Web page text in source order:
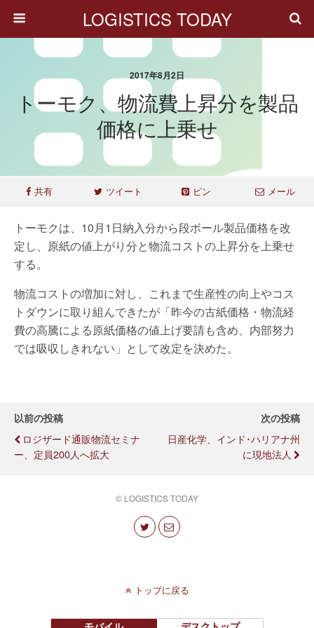
LOGISTICS TODAY
2017年8月2日
トーモク、物流費上昇分を製品
価格に上乗せ
共有 ツイート ピン メール
トーモクは、10月1日納入分から段ボール製品価格を改
定し、原紙の値上がり分と物流コストの上昇分を上乗せ
する。
物流コストの増加に対し、これまで生産性の向上やコス
トダウンに取り組んできたが「昨今の古紙価格・物流経
費の高騰による原紙価格の値上げ要請も含め、内部努力
では吸収しきれない」として改定を決めた。
以前の投稿
ロジザード通販物流セミナ
ー、定員200人へ拡大
次の投稿
日産化学、インド･ハリアナ州
に現地法人
© LOGISTICS TODAY
トップに戻る